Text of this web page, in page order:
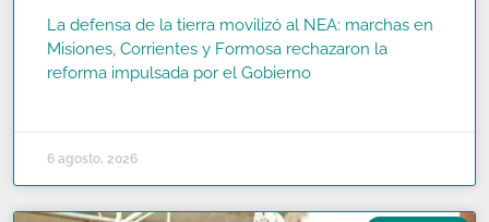
La defensa de la tierra movilizó al NEA: marchas en
Misiones, Corrientes y Formosa rechazaron la
reforma impulsada por el Gobierno
6 agosto, 2026